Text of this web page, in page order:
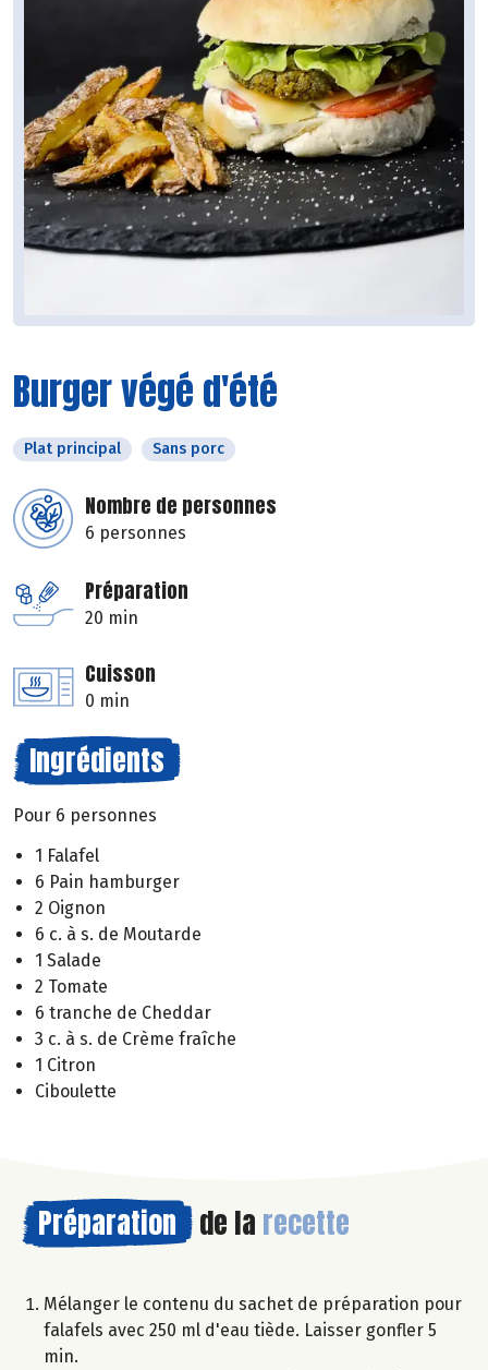
Burger végé d'été
Plat principal Sans porc
Nombre de personnes
6 personnes
Préparation
20 min
Cuisson
0 min
Ingrédients
Pour 6 personnes
1 Falafel
6 Pain hamburger
2 Oignon
6 c. à s. de Moutarde
1 Salade
2 Tomate
6 tranche de Cheddar
3 c. à s. de Crème fraîche
1 Citron
Ciboulette
Préparation de la recette
Mélanger le contenu du sachet de préparation pour
falafels avec 250 ml d'eau tiède. Laisser gonfler 5
min.